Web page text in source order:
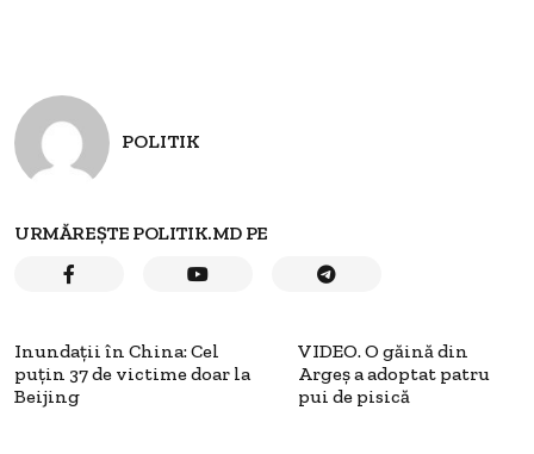
POLITIK
URMĂREȘTE POLITIK.MD PE
Inundaţii în China: Cel
puţin 37 de victime doar la
Beijing
VIDEO. O găină din
Argeş a adoptat patru
pui de pisică